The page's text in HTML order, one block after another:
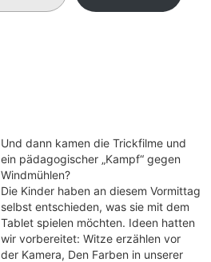
Und dann kamen die Trickfilme und
ein pädagogischer „Kampf“ gegen
Windmühlen?
Die Kinder haben an diesem Vormittag
selbst entschieden, was sie mit dem
Tablet spielen möchten. Ideen hatten
wir vorbereitet: Witze erzählen vor
der Kamera, Den Farben in unserer